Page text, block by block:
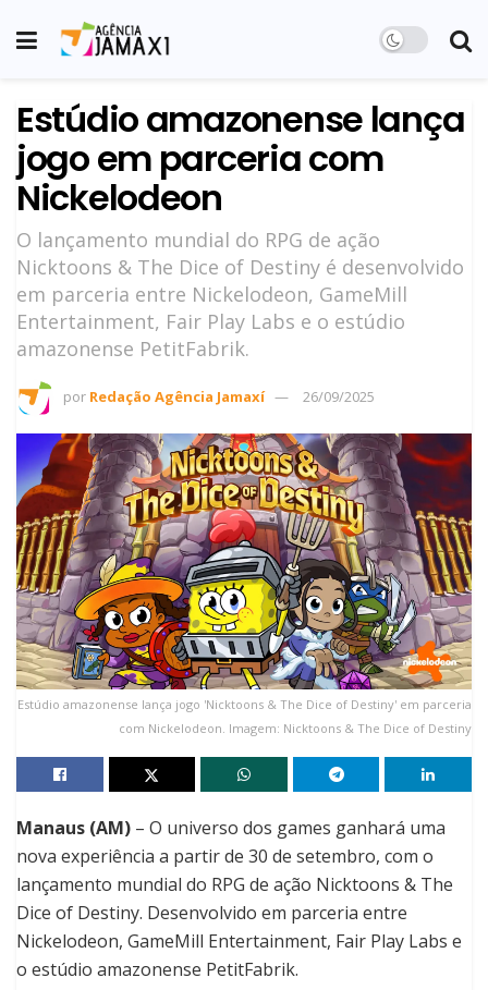
Estúdio amazonense lança
jogo em parceria com
Nickelodeon
O lançamento mundial do RPG de ação
Nicktoons & The Dice of Destiny é desenvolvido
em parceria entre Nickelodeon, GameMill
Entertainment, Fair Play Labs e o estúdio
amazonense PetitFabrik.
por Redação Agência Jamaxí 26/09/2025
Estúdio amazonense lança jogo 'Nicktoons & The Dice of Destiny' em parceria
com Nickelodeon. Imagem: Nicktoons & The Dice of Destiny
Manaus (AM) – O universo dos games ganhará uma
nova experiência a partir de 30 de setembro, com o
lançamento mundial do RPG de ação Nicktoons & The
Dice of Destiny. Desenvolvido em parceria entre
Nickelodeon, GameMill Entertainment, Fair Play Labs e
o estúdio amazonense PetitFabrik.